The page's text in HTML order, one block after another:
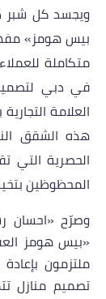
ويجسد كل شبر
بيس هومز»
متكاملة
في دبي
العلامة
هذه الشقق
الحصرية التي
المحظوظين
وصرّح «احسان
«بيس هومز
ملتزمون
تصميم منازل